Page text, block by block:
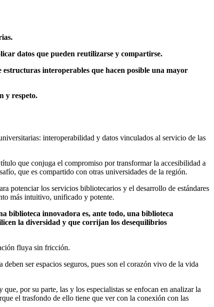
datos que pueden reutilizarse y compartirse.
interoperables que hacen posible una mayor
y respeto.
interoperabilidad y datos vinculados al servicio de las
que conjuga el compromiso por transformar la accesibilidad a
que es compartido con otras universidades de la región.
potenciar los servicios bibliotecarios y el desarrollo de estándares
más intuitivo, unificado y potente.
biblioteca innovadora es, ante todo, una biblioteca
la diversidad y que corrijan los desequilibrios
fluya sin fricción.
ser espacios seguros, pues son el corazón vivo de la vida
por su parte, las y los especialistas se enfocan en analizar la
el trasfondo de ello tiene que ver con la conexión con las